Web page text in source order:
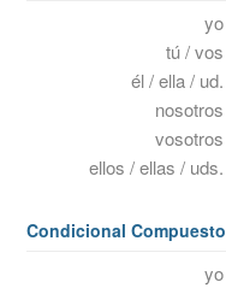
yo
tú / vos
él / ella / ud.
nosotros
vosotros
ellos / ellas / uds.
Condicional Compuesto
yo